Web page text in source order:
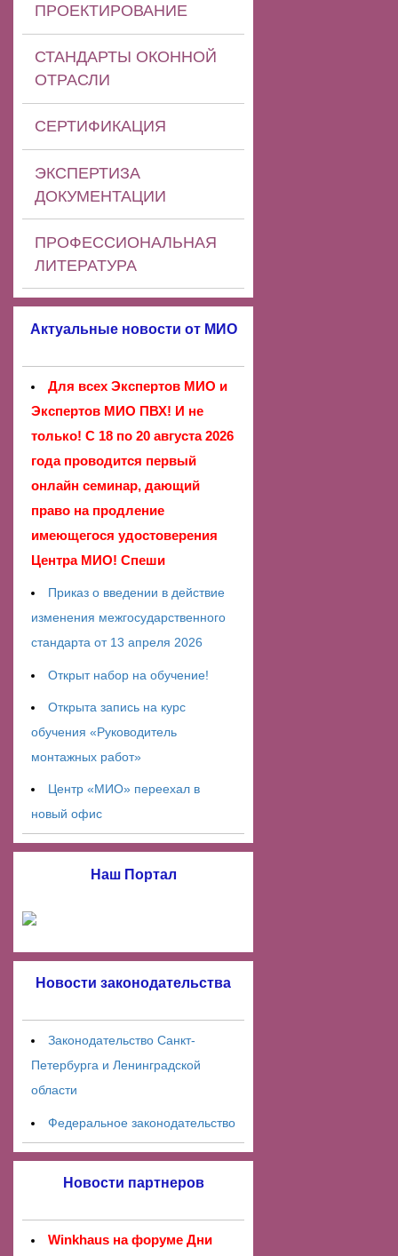
ПРОЕКТИРОВАНИЕ
СТАНДАРТЫ ОКОННОЙ
ОТРАСЛИ
СЕРТИФИКАЦИЯ
ЭКСПЕРТИЗА
ДОКУМЕНТАЦИИ
ПРОФЕССИОНАЛЬНАЯ
ЛИТЕРАТУРА
Актуальные новости от МИО
Для всех Экспертов МИО и
Экспертов МИО ПВХ! И не
только! С 18 по 20 августа 2026
года проводится первый
онлайн семинар, дающий
право на продление
имеющегося удостоверения
Центра МИО! Спеши
Приказ о введении в действие
изменения межгосударственного
стандарта от 13 апреля 2026
Открыт набор на обучение!
Открыта запись на курс
обучения «Руководитель
монтажных работ»
Центр «МИО» переехал в
новый офис
Наш Портал
Новости законодательства
Законодательство Санкт-
Петербурга и Ленинградской
области
Федеральное законодательство
Новости партнеров
Winkhaus на форуме Дни